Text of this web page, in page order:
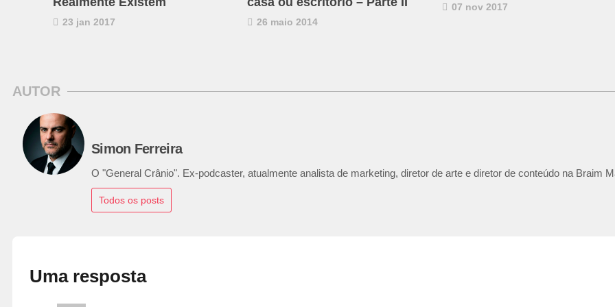
23 jan 2017 26 maio 2014
07 nov 2017
AUTOR
Simon Ferreira
O "General Crânio". Ex-podcaster, atualmente analista de marketing, diretor de arte e diretor de conteúdo na Braim
Todos os posts
Uma resposta